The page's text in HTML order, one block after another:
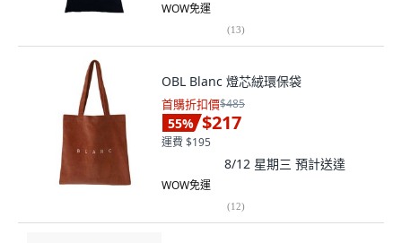
WOW免運
(13)
OBL Blanc 燈芯絨環保袋
首購折扣價$485
55% $217
運費 $195
8/12 星期三 預計送達
WOW免運
(12)